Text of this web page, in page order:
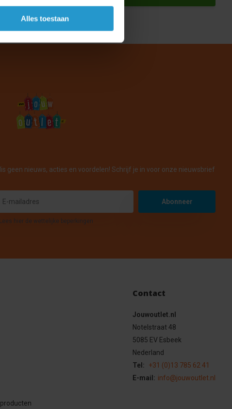
Alles toestaan
geen nieuws, acties en voordelen! Schrijf je in voor onze nieuwsbrief
Abonneer
hier de wettelijke beperkingen
Contact
Jouwoutlet.nl
Notelstraat 48
5085 EV Esbeek
Nederland
Tel:
+31 (0)13 785 62 41
E-mail: info@jouwoutlet.nl